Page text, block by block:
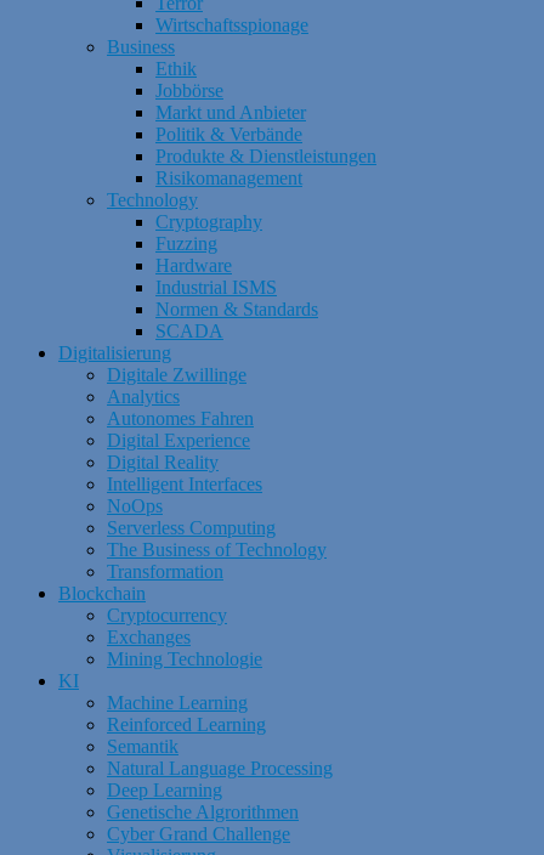
Wirtschaftsspionage
Business
Ethik
Jobbörse
Markt und Anbieter
Politik & Verbände
Produkte & Dienstleistungen
Risikomanagement
Technology
Cryptography
Fuzzing
Hardware
Industrial ISMS
Normen & Standards
SCADA
Digitalisierung
Digitale Zwillinge
Analytics
Autonomes Fahren
Digital Experience
Digital Reality
Intelligent Interfaces
NoOps
Serverless Computing
The Business of Technology
Transformation
Blockchain
Cryptocurrency
Exchanges
Mining Technologie
KI
Machine Learning
Reinforced Learning
Semantik
Natural Language Processing
Deep Learning
Genetische Algrorithmen
Cyber Grand Challenge